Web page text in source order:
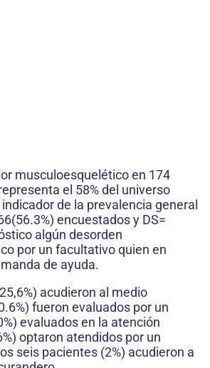
musculoesquelético en 174
el 58% del universo
de la prevalencia general
encuestados y DS=
algún desorden
por un facultativo quien en
de ayuda.
acudieron al medio
fueron evaluados por un
evaluados en la atención
optaron atendidos por un
seis pacientes (2%) acudieron a